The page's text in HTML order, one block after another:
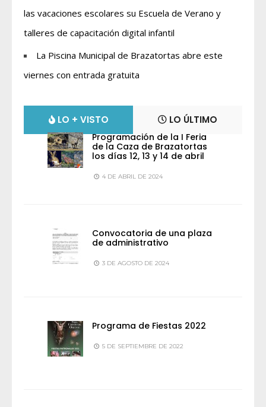
las vacaciones escolares su Escuela de Verano y
talleres de capacitación digital infantil
La Piscina Municipal de Brazatortas abre este
viernes con entrada gratuita
LO + VISTO LO ÚLTIMO
Programación de la I Feria
de la Caza de Brazatortas
los días 12, 13 y 14 de abril
4 DE ABRIL DE 2024
Convocatoria de una plaza
de administrativo
3 DE AGOSTO DE 2024
Programa de Fiestas 2022
5 DE SEPTIEMBRE DE 2022